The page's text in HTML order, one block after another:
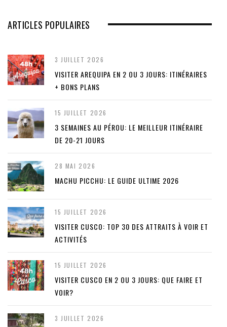
ARTICLES POPULAIRES
3 JUILLET 2026
VISITER AREQUIPA EN 2 OU 3 JOURS: ITINÉRAIRES
+ BONS PLANS
15 JUILLET 2026
3 SEMAINES AU PÉROU: LE MEILLEUR ITINÉRAIRE
DE 20-21 JOURS
28 MAI 2026
MACHU PICCHU: LE GUIDE ULTIME 2026
15 JUILLET 2026
VISITER CUSCO: TOP 30 DES ATTRAITS À VOIR ET
ACTIVITÉS
15 JUILLET 2026
VISITER CUSCO EN 2 OU 3 JOURS: QUE FAIRE ET
VOIR?
3 JUILLET 2026